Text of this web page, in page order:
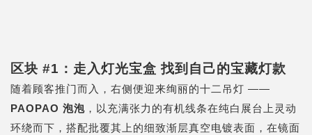
区块 #1：走入灯光宝盒 找到自己的宝藏灯款
随着顾客推门而入，右侧便迎来绚丽的十二吊灯 ——
PAOPAO 泡泡 ，以充满张力的有机线条在纯白展台上灵动
环绕而下，搭配批覆其上的细致渐层真空电镀表面，在镜面